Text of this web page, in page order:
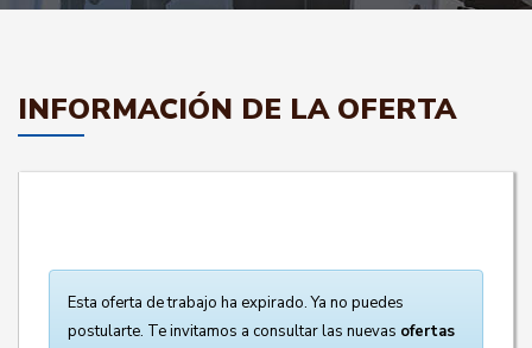
INFORMACIÓN DE LA OFERTA
Esta oferta de trabajo ha expirado. Ya no puedes
postularte. Te invitamos a consultar las nuevas ofertas